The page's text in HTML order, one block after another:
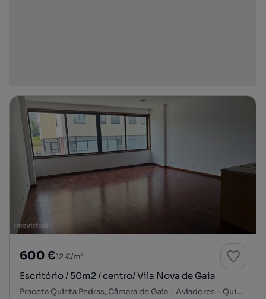
600 €12 €/m²
Escritório / 50m2 / centro/ Vila Nova de Gaia
Praceta Quinta Pedras, Câmara de Gaia - Aviadores - Quinta das Pedras, Mafamude e Vilar do Paraíso, Vila Nova de Gaia, Porto